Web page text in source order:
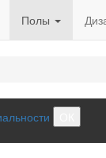
Полы